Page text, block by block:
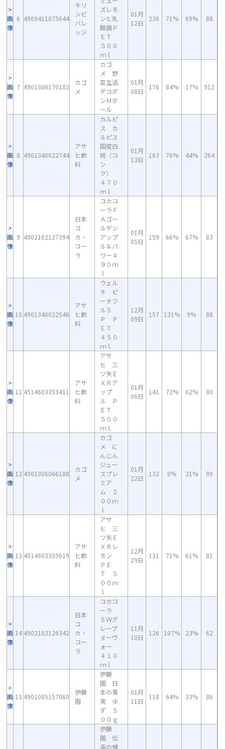
画
像
6 4909411075644
キリ
ンビ
バレ
ッジ
ズレモ
ンと乳
酸菌Ｐ
ＥＴ
５００
ｍｌ
01月
12日
236 71% 69% 88
画
像
7 4901306170182
カゴ
メ
カゴ
メ 野
菜生活
デコポ
ンＭボ
ール
01月
08日
176 84% 17% 912
画
像
8 4901340022744
アサ
ヒ飲
料
カルピ
ス カ
ルピス
国産白
桃（コ
ン
ク）
４７０
ｍｌ
01月
13日
163 76% 44% 264
画
像
9 4902102127394
日本
コ
カ・
コー
ラ
コカコ
ーラＦ
Ａゴー
ルデン
アップ
ル＆パ
ワー４
９０ｍ
ｌ
01月
05日
159 66% 67% 83
画
像
10 4901340022546
アサ
ヒ飲
料
ウェル
チ ピ
ーチフ
ルＳ
Ｐ Ｐ
ＥＴ
４５０
ｍｌ
12月
09日
157 131% 9% 88
画
像
11 4514603359411
アサ
ヒ飲
料
アサ
ヒ 三
ツ矢Ｅ
ＸＲア
ップ
ル Ｐ
ＥＴ
５００
ｍｌ
01月
06日
141 72% 62% 80
画
像
12 4901306066188
カゴ
メ
カゴ
メ に
んじん
ジュー
スプレ
ミア
ム ２
００ｍ
ｌ
01月
22日
132 0% 21% 99
画
像
13 4514603359619
アサ
ヒ飲
料
アサ
ヒ 三
ツ矢Ｅ
ＸＲレ
モン
ＰＥ
Ｔ ５
００ｍ
ｌ
12月
29日
131 71% 61% 81
画
像
14 4902102126342
日本
コ
カ・
コー
ラ
コカコ
ーラ
ＳＷグ
レープ
ヌーヴ
ォー
４１０
ｍｌ
11月
10日
126 107% 23% 62
画
像
15 4901085157060
伊藤
園
伊藤
園 日
本の果
実 ゆ
ず ５
００ｇ
01月
11日
118 64% 33% 86
伊藤
園 伝
承の健